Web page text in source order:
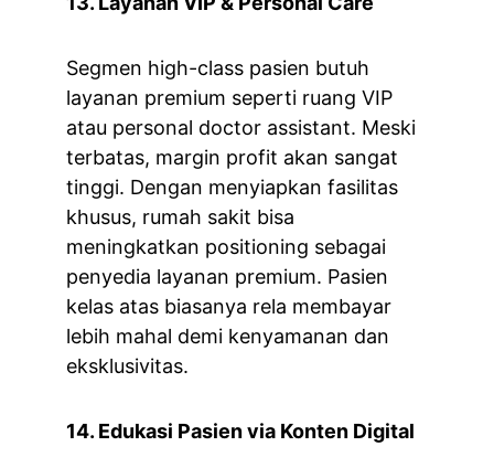
Segmen high-class pasien butuh
layanan premium seperti ruang VIP
atau personal doctor assistant. Meski
terbatas, margin profit akan sangat
tinggi. Dengan menyiapkan fasilitas
khusus, rumah sakit bisa
meningkatkan positioning sebagai
penyedia layanan premium. Pasien
kelas atas biasanya rela membayar
lebih mahal demi kenyamanan dan
eksklusivitas.
14. Edukasi Pasien via Konten Digital